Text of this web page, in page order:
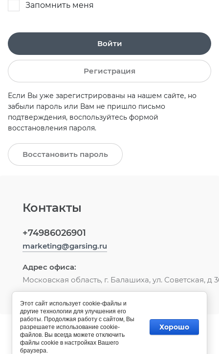
Запомнить меня
Войти
Регистрация
Если Вы уже зарегистрированы на нашем сайте, но
забыли пароль или Вам не пришло письмо
подтверждения, воспользуйтесь формой
восстановления пароля.
Восстановить пароль
Контакты
+74986026901
marketing@garsing.ru
Адрес офиса:
Московская область, г. Балашиха, ул. Советская, д
© 2022 Обувь и тактическая экипировка ТМ
"GARSING"
Этот сайт использует cookie-файлы и
другие технологии для улучшения его
работы. Продолжая работу с сайтом, Вы
разрешаете использование cookie-
файлов. Вы всегда можете отключить
файлы cookie в настройках Вашего
браузера.
Хорошо